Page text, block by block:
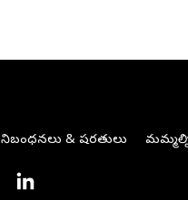
నిబంధనలు & షరతులు